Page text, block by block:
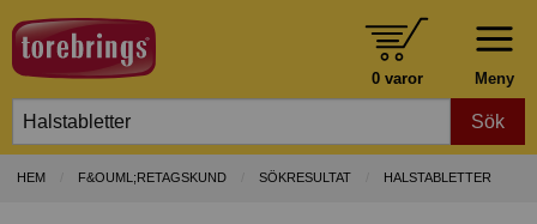
Meny
0 varor
Sök
HEM F&OUML;RETAGSKUND SÖKRESULTAT HALSTABLETTER